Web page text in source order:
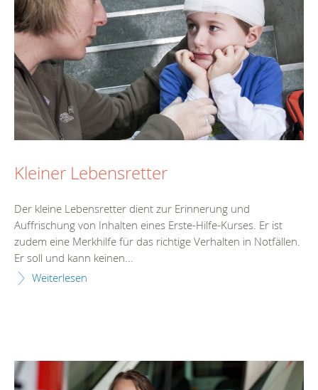
Kleiner Lebensretter
Der kleine Lebensretter dient zur Erinnerung und
Auffrischung von Inhalten eines Erste-Hilfe-Kurses. Er ist
zudem eine Merkhilfe für das richtige Verhalten in Notfällen.
Er soll und kann keinen...
Weiterlesen